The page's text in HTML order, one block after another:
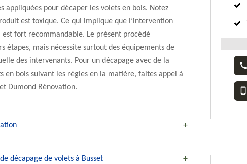
appliquées pour décaper les volets en bois. Notez
est toxique. Ce qui implique que l’intervention
est fort recommandable. Le présent procédé
étapes, mais nécessite surtout des équipements de
des intervenants. Pour un décapage avec de la
en bois suivant les règles en la matière, faites appel à
Dumond Rénovation.
décapage de volets à Busset